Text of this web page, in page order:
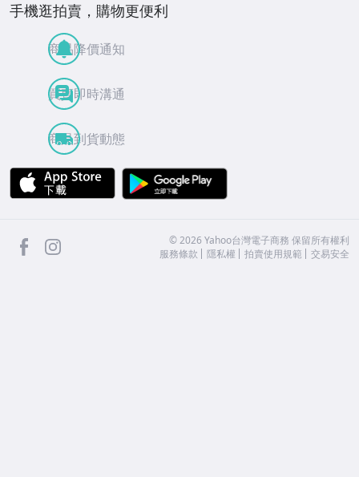
手機逛拍賣，購物更便利
商品降價通知
買賣即時溝通
商品到貨動態
APP Store
facebook ©2026 Yahoo台灣電子商務 保留所有權利
服務條款
隱私權 拍賣使用規範 交易安全